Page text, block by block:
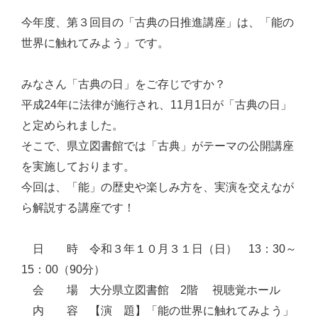
今年度、第３回目の「古典の日推進講座」は、「能の
世界に触れてみよう」です。
みなさん「古典の日」をご存じですか？
平成24年に法律が施行され、11月1日が「古典の日」
と定められました。
そこで、県立図書館では「古典」がテーマの公開講座
を実施しております。
今回は、「能」の歴史や楽しみ方を、実演を交えなが
ら解説する講座です！
日 時 令和３年１０月３１日（日） 13：30～
15：00（90分）
会 場 大分県立図書館 2階 視聴覚ホール
内 容 【演 題】「能の世界に触れてみよう」